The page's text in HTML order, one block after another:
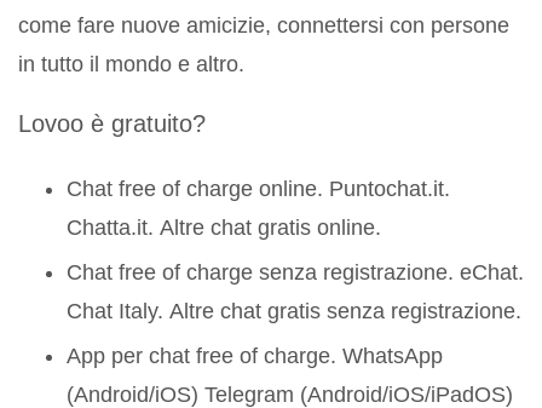
come fare nuove amicizie, connettersi con persone
in tutto il mondo e altro.
Lovoo è gratuito?
Chat free of charge online. Puntochat.it.
Chatta.it. Altre chat gratis online.
Chat free of charge senza registrazione. eChat.
Chat Italy. Altre chat gratis senza registrazione.
App per chat free of charge. WhatsApp
(Android/iOS) Telegram (Android/iOS/iPadOS)